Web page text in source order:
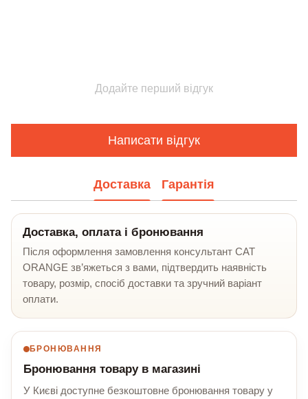
Додайте перший відгук
Написати відгук
Доставка Гарантія
Доставка, оплата і бронювання
Після оформлення замовлення консультант CAT
ORANGE зв’яжеться з вами, підтвердить наявність
товару, розмір, спосіб доставки та зручний варіант
оплати.
БРОНЮВАННЯ
Бронювання товару в магазині
У Києві доступне безкоштовне бронювання товару у